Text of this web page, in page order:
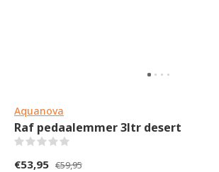
Aquanova
Raf pedaalemmer 3ltr desert
€53,95 €59,95